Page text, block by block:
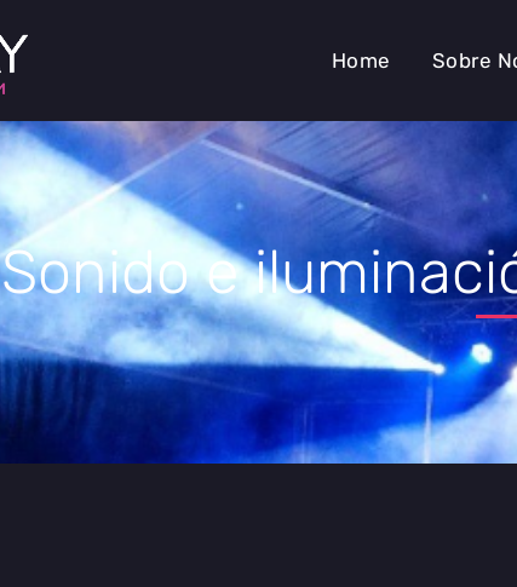
Home Sobre
Sonido e